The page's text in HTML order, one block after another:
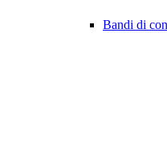
Bandi di